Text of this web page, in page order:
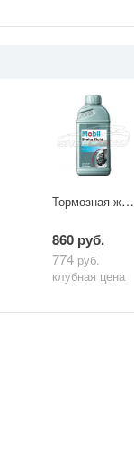
по н.в.)
Тормозная жидкость Mobil Brake Fluid DOT 4 0.5л
860 руб.
774 руб.
клубная цена